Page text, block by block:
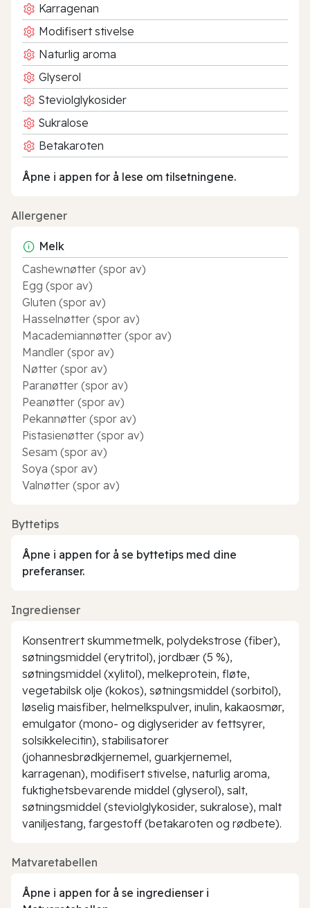
Karragenan
Modifisert stivelse
Naturlig aroma
Glyserol
Steviolglykosider
Sukralose
Betakaroten
Åpne i appen for å lese om tilsetningene.
Allergener
Melk
Cashewnøtter (spor av)
Egg (spor av)
Gluten (spor av)
Hasselnøtter (spor av)
Macademiannøtter (spor av)
Mandler (spor av)
Nøtter (spor av)
Paranøtter (spor av)
Peanøtter (spor av)
Pekannøtter (spor av)
Pistasienøtter (spor av)
Sesam (spor av)
Soya (spor av)
Valnøtter (spor av)
Byttetips
Åpne i appen for å se byttetips med dine
preferanser.
Ingredienser
Konsentrert skummetmelk, polydekstrose (fiber),
søtningsmiddel (erytritol), jordbær (5 %),
søtningsmiddel (xylitol), melkeprotein, fløte,
vegetabilsk olje (kokos), søtningsmiddel (sorbitol),
løselig maisfiber, helmelkspulver, inulin, kakaosmør,
emulgator (mono- og diglyserider av fettsyrer,
solsikkelecitin), stabilisatorer
(johannesbrødkjernemel, guarkjernemel,
karragenan), modifisert stivelse, naturlig aroma,
fuktighetsbevarende middel (glyserol), salt,
søtningsmiddel (steviolglykosider, sukralose), malt
vaniljestang, fargestoff (betakaroten og rødbete).
Matvaretabellen
Åpne i appen for å se ingredienser i